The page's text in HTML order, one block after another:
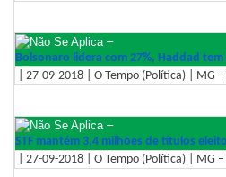
–
Bolsonaro lidera com 27%, Haddad tem
| 27-09-2018 | O Tempo (Política) | MG –
–
STF mantém 3,4 milhões de títulos
| 27-09-2018 | O Tempo (Política) | MG –